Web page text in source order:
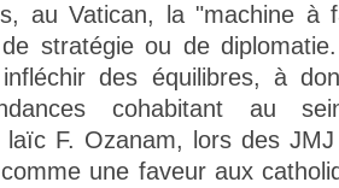
au Vatican, la "machine à
stratégie ou de
des équilibres, à
cohabitant au
laïc F. Ozanam, lors des
une faveur aux